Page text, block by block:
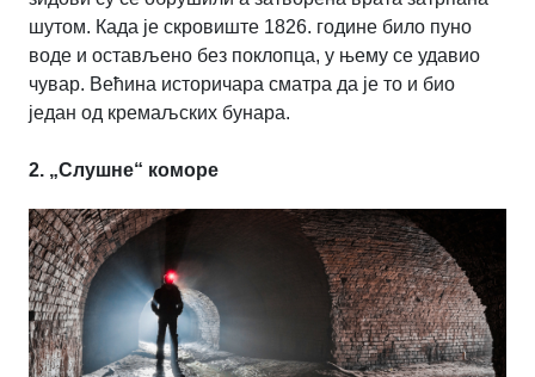
шутом. Када је скровиште 1826. године било пуно
воде и остављено без поклопца, у њему се удавио
чувар. Већина историчара сматра да је то и био
један од кремаљских бунара.
2. „Слушне“ коморе